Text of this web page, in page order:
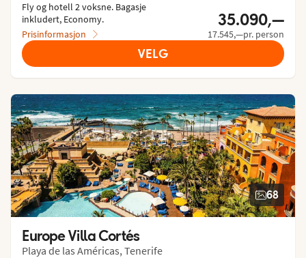
Fly og hotell 2 voksne. Bagasje
inkludert, Economy.
Prisinformasjon
35.090,—
17.545,—pr. person
VELG
68
Europe Villa Cortés
Playa de las Américas, Tenerife